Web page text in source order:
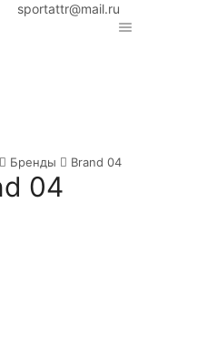
sportattr@mail.ru
Бренды Brand 04
04